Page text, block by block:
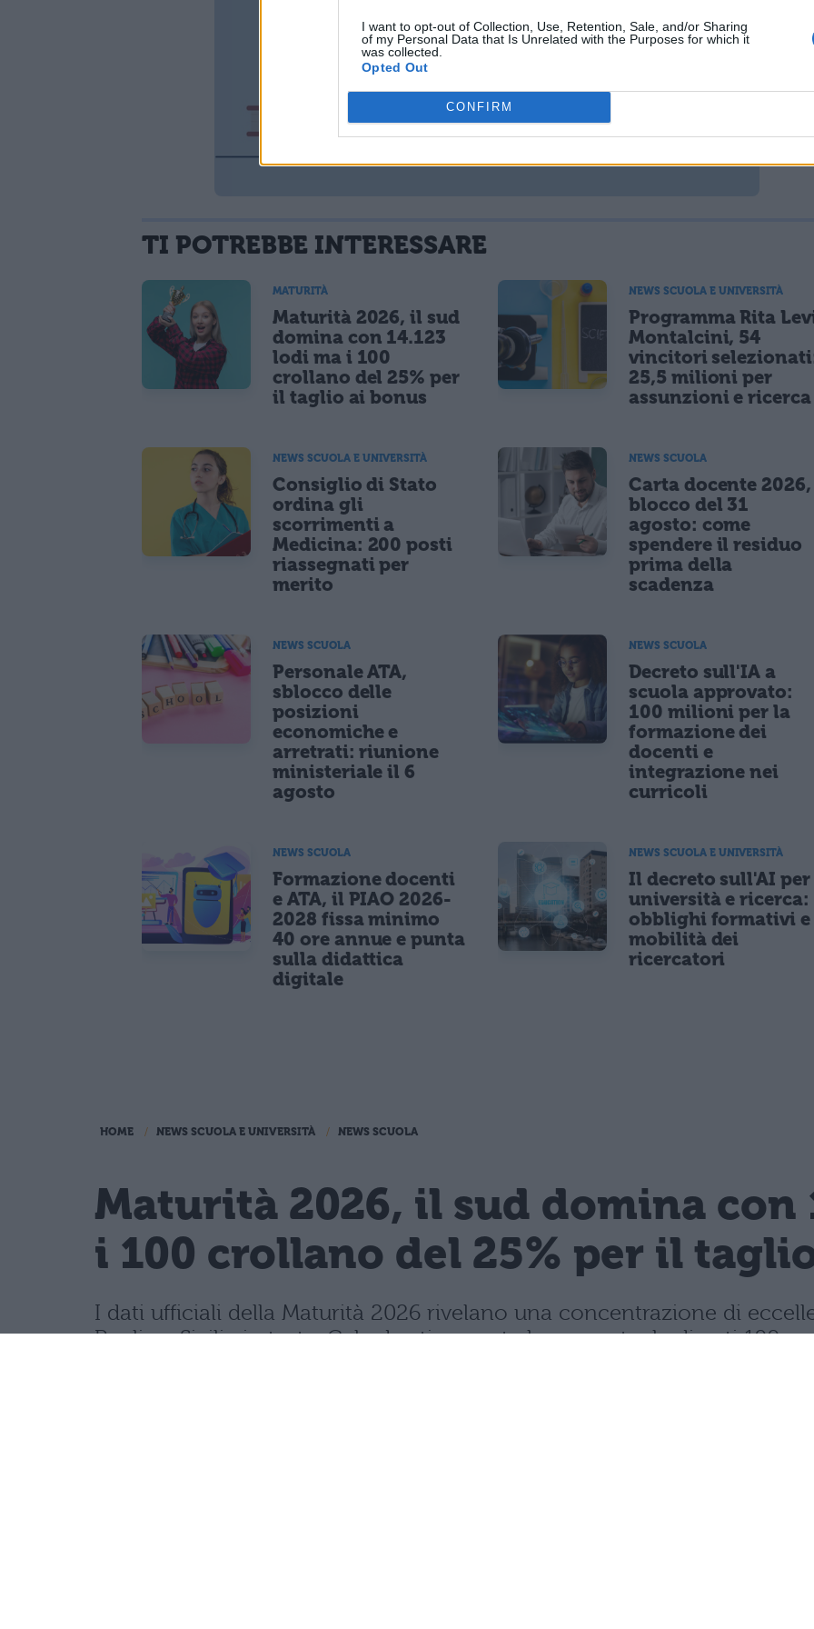
I want to opt-out of Collection, Use, Retention, Sale, and/or Sharing
of my Personal Data that Is Unrelated with the Purposes for which it
was collected.
Opted Out
CONFIRM
TI POTREBBE INTERESSARE
MATURITÀ
Maturità 2026, il sud
domina con 14.123
lodi ma i 100
crollano del 25% per
il taglio ai bonus
NEWS SCUOLA E UNIVERSITÀ
Programma Rita
Montalcini, 54
vincitori
25,5 milioni per
assunzioni e ricerca
NEWS SCUOLA E UNIVERSITÀ
Consiglio di Stato
ordina gli
scorrimenti a
Medicina: 200 posti
riassegnati per
merito
NEWS SCUOLA
Carta docente 2026,
blocco del 31
agosto: come
spendere il residuo
prima della
scadenza
NEWS SCUOLA
Personale ATA,
sblocco delle
posizioni
economiche e
arretrati: riunione
ministeriale il 6
agosto
NEWS SCUOLA
Decreto sull'IA a
scuola approvato:
100 milioni per la
formazione dei
docenti e
integrazione nei
curricoli
NEWS SCUOLA
Formazione docenti
e ATA, il PIAO 2026-
2028 fissa minimo
40 ore annue e punta
sulla didattica
digitale
NEWS SCUOLA E UNIVERSITÀ
Il decreto sull'AI per
università e ricerca:
obblighi formativi e
mobilità dei
ricercatori
HOME NEWS SCUOLA E UNIVERSITÀ NEWS SCUOLA
Maturità 2026, il sud domina con
i 100 crollano del 25% per il
I dati ufficiali della Maturità 2026 rivelano una concentrazione di
Puglia e Sicilia in testa. Cala drasticamente la percentuale di voti 100.